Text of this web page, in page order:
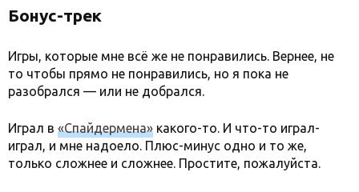
Бонус-трек
Игры, которые мне всё же не понравились. Вернее, не
то чтобы прямо не понравились, но я пока не
разобрался — или не добрался.
Играл в «Спайдермена» какого-то. И что-то играл-
играл, и мне надоело. Плюс-минус одно и то же,
только сложнее и сложнее. Простите, пожалуйста.